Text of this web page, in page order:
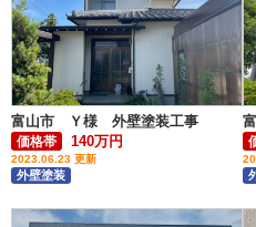
富山市 Ｙ様 外壁塗装工事
価格帯 140万円
2023.06.23 更新
外壁塗装